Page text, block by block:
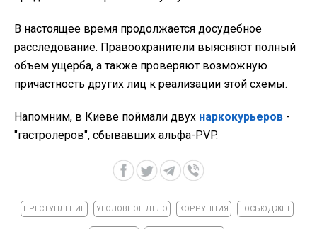
В настоящее время продолжается досудебное
расследование. Правоохранители выясняют полный
объем ущерба, а также проверяют возможную
причастность других лиц к реализации этой схемы.
Напомним, в Киеве поймали двух наркокурьеров -
"гастролеров", сбывавших альфа-PVP.
ПРЕСТУПЛЕНИЕ УГОЛОВНОЕ ДЕЛО КОРРУПЦИЯ ГОСБЮДЖЕТ